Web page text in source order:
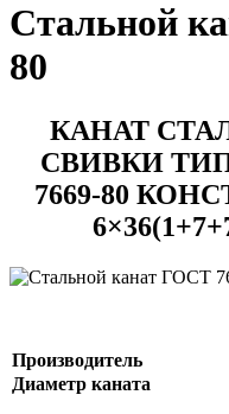
Стальной
80
КАНАТ
СВИВКИ
7669-80
Производитель
Диаметр каната